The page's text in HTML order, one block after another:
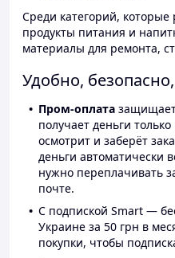
Среди категорий, которые
продукты питания и
материалы для ремонта,
Удобно,
Пром-оплата
получает деньги
осмотрит и заберёт
деньги автоматически
нужно переплачивать
почте.
С подпиской Smart —
Украине за 50 грн в
покупки, чтобы